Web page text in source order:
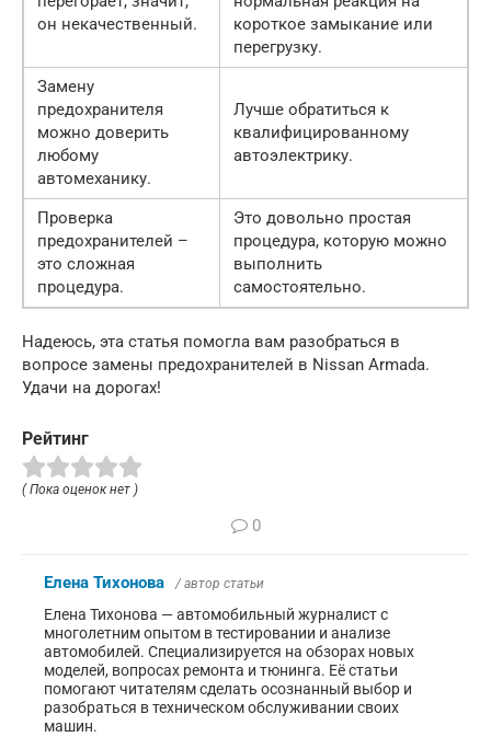
он некачественный.
короткое замыкание или
перегрузку.
Замену
предохранителя
можно доверить
любому
автомеханику.
Лучше обратиться к
квалифицированному
автоэлектрику.
Проверка
предохранителей –
это сложная
процедура.
Это довольно простая
процедура, которую можно
выполнить
самостоятельно.
Надеюсь, эта статья помогла вам разобраться в
вопросе замены предохранителей в Nissan Armada.
Удачи на дорогах!
Рейтинг
( Пока оценок нет )
0
Елена Тихонова / автор статьи
Елена Тихонова — автомобильный журналист с
многолетним опытом в тестировании и анализе
автомобилей. Специализируется на обзорах новых
моделей, вопросах ремонта и тюнинга. Её статьи
помогают читателям сделать осознанный выбор и
разобраться в техническом обслуживании своих
машин.